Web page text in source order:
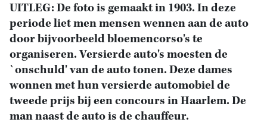
UITLEG: De foto is gemaakt in 1903. In deze
periode liet men mensen wennen aan de auto
door bijvoorbeeld bloemencorso's te
organiseren. Versierde auto's moesten de
`onschuld' van de auto tonen. Deze dames
wonnen met hun versierde automobiel de
tweede prijs bij een concours in Haarlem. De
man naast de auto is de chauffeur.